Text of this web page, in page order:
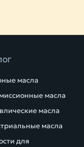
масла
масла
масла
масла
для